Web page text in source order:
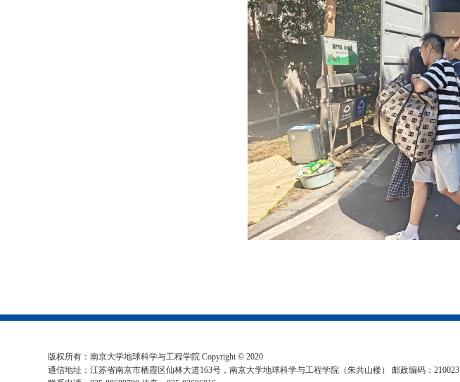
版权所有： 南京大学地球科学与工程学院 Copyright © 2020
通信地址： 江苏省南京市栖霞区仙林大道163号，南京大学地球科学与工程学院（朱共山楼） 邮政编码：210023